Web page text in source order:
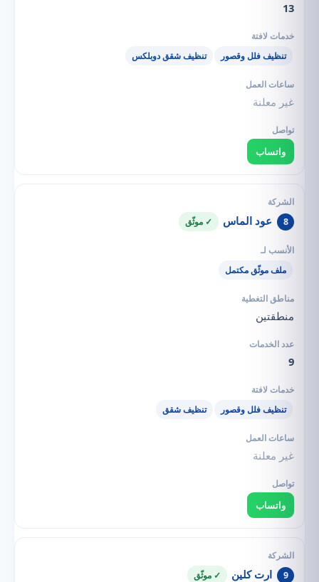
13
تنظيف فلل وقصور تنظيف شقق دوبلكس
غير معلنة
واتساب
8 عود الماس ✓ موثّق
ملف موثّق مكتمل
منطقتين
9
تنظيف فلل وقصور تنظيف شقق
غير معلنة
واتساب
9 ارت كلين ✓ موثّق